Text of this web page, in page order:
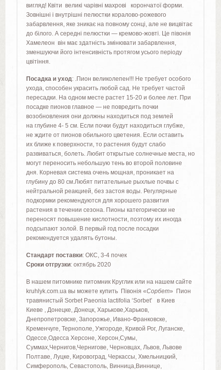
вигляд! Квіти великі чарівні махрові корончатої форми.
Зовнішні і внутрішні пелюстки коралово-рожевого
забарвлення, яке зникає на повному сонці, але не вицвітає
до білого. А середні пелюстки — кремово-жовті. Це півонія
Хамелеон він має здатність змінювати забарвлення,
зменшуючи його інтенсивність протягом усього періоду
цвітіння.
Посадка и уход: .Пион великолепен!!! Не требует особого
ухода, способен украсить любой сад. Не требует частой
пересадки. На одном месте растет 15-20 и более лет. При
посадке пионов главное — не повредить почки
возобновления они должны находиться под землей
на глубине 4- 5 см. Если почки будут находиться глубже,
не ждите от пионов обильного цветения. Если оставить
их ближе к поверхности, то растения будут слабо
развиваться, болеть. Любит открытые солнечные места, но
могут переносить небольшую тень во второй половине
дня. Корневая система очень мощная, проникает на
глубину до 80 см.Любят питательные рыхлые почвы с
нейтральной реакцией, без застоя воды. Регулярные
подкормки рекомендуются для хорошего развития
растения в течении сезона. Пионы категорически не
переносят повышение кислотности, поэтому их иногда
подсыпают золой. В первый год после посадки
рекомендуется удалять бутоны.
Стандарт поставки: OКС, 3-4 почек
Сроки отгрузки: октябрь 2020
В нашем питомнике питомник Круглик или на нашем сайте
kruhlyk.com.ua вы можете купить Півонія «Сорбет» Пион
травянистый Sorbet Paeonia lactifolia ‘Sorbet’ в Киев
Киеве , Донецке, Донецк, Харькове,Харьков,
Днепропетровске, Запорожье, Ивано-Франковске,
Кременчуге, Тернополе, Ужгороде, Кривой Рог, Луганске,
Одессе,Одесса Херсоне, Херсон,Сумы,
Суммах,Чернигов,Чернигове, Черновцах, Львов, Львове
Полтаве, Луцке, Кировоград, Черкассы, Хмельницкий,
Симферополь, Севастополь, Винница,Виннице,